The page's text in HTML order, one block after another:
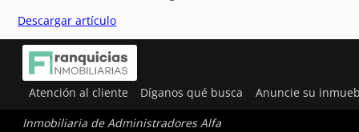
Descargar artículo
Atención al cliente Díganos qué busca Anuncie su
Inmobiliaria de Administradores Alfa